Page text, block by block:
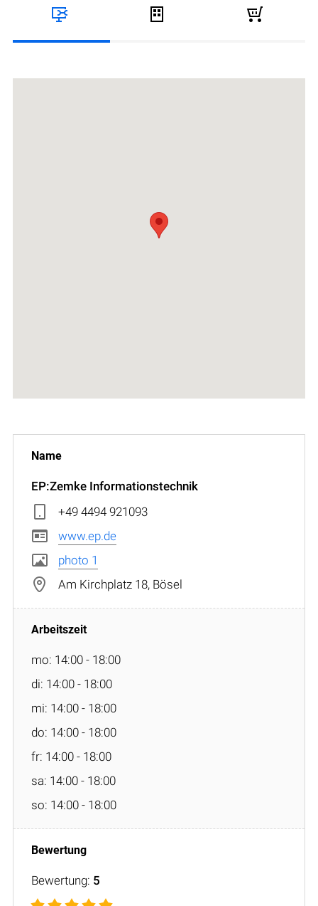
EP:Zemke Informationstechnik
+49 4494 921093
www.ep.de
photo 1
Am Kirchplatz 18, Bösel
mo: 14:00 - 18:00
di: 14:00 - 18:00
mi: 14:00 - 18:00
do: 14:00 - 18:00
fr: 14:00 - 18:00
sa: 14:00 - 18:00
so: 14:00 - 18:00
Bewertung: 5